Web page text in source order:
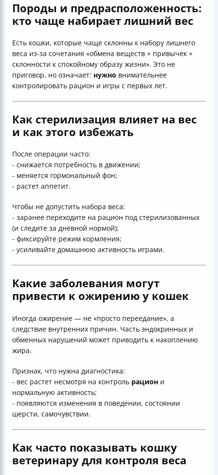
Породы и предрасположенность:
кто чаще набирает лишний вес
Есть кошки, которые чаще склонны к набору лишнего
веса из‑за сочетания «обмена веществ + привычек +
склонности к спокойному образу жизни». Это не
приговор, но означает: нужно внимательнее
контролировать рацион и игры с первых лет.
Как стерилизация влияет на вес
и как этого избежать
После операции часто:
- снижается потребность в движении;
- меняется гормональный фон;
- растет аппетит.
Чтобы не допустить набора веса:
- заранее переходите на рацион под стерилизованных
(и следите за дневной нормой);
- фиксируйте режим кормления;
- усиливайте домашнюю активность играми.
Какие заболевания могут
привести к ожирению у кошек
Иногда ожирение — не «просто переедание», а
следствие внутренних причин. Часть эндокринных и
обменных нарушений может приводить к накоплению
жира.
Признак, что нужна диагностика:
- вес растет несмотря на контроль рацион и
нормальную активность;
- появляются изменения в поведении, состоянии
шерсти, самочувствии.
Как часто показывать кошку
ветеринару для контроля веса